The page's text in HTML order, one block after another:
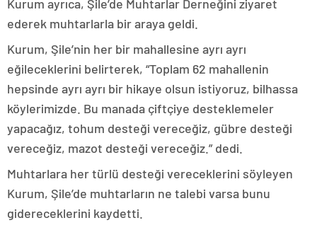
Kurum ayrıca, Şile’de Muhtarlar Derneğini ziyaret
ederek muhtarlarla bir araya geldi.
Kurum, Şile’nin her bir mahallesine ayrı ayrı
eğileceklerini belirterek, “Toplam 62 mahallenin
hepsinde ayrı ayrı bir hikaye olsun istiyoruz, bilhassa
köylerimizde. Bu manada çiftçiye desteklemeler
yapacağız, tohum desteği vereceğiz, gübre desteği
vereceğiz, mazot desteği vereceğiz.” dedi.
Muhtarlara her türlü desteği vereceklerini söyleyen
Kurum, Şile’de muhtarların ne talebi varsa bunu
gidereceklerini kaydetti.